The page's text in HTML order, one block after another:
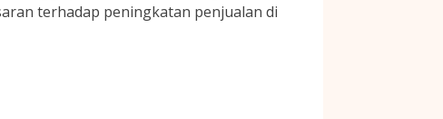
terhadap peningkatan penjualan di